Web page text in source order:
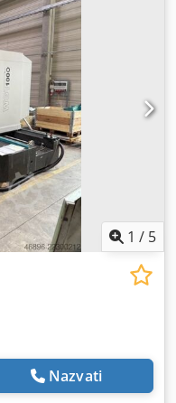
kugla
sustav, spreman za
(RC) - Jedinica za
- Upute za upotrebu,
Otto Machine
30 godina, Otto
strojeve i mjerna
se mogu razgledati u
videopoziva.
tehnički list,
o stroju. Moguće
prostoru ili
1 / 5
Nazvati